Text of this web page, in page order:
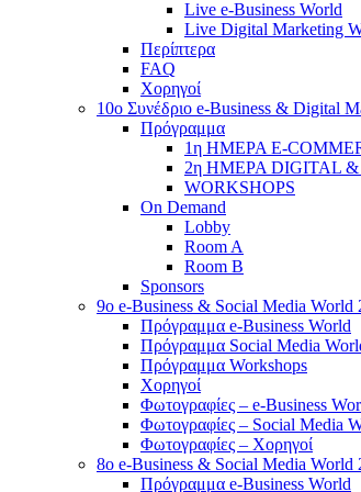
Live e-Business World
Live Digital Marketing
Περίπτερα
FAQ
Χορηγοί
10o Συνέδριο e-Business & Digital
Πρόγραμμα
1η ΗΜΕΡΑ E-
2η ΗΜΕΡΑ DIGITAL &
WORKSHOPS
On Demand
Lobby
Room A
Room B
Sponsors
9o e-Business & Social Media World
Πρόγραμμα e-Business World
Πρόγραμμα Social Media
Πρόγραμμα Workshops
Χορηγοί
Φωτογραφίες – e-Business
Φωτογραφίες – Social Media
Φωτογραφίες – Χορηγοί
8o e-Business & Social Media World
Πρόγραμμα e-Business World